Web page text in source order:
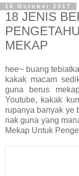
16 October 2017
18 JENIS
MEKAP
hee~ buang
kakak macam
guna berus
Youtube, kakak
rupanya banyak ye
nak guna yang
Mekap Untuk